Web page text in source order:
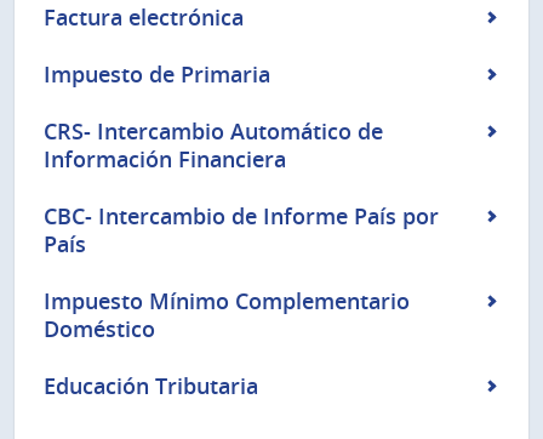
Factura electrónica
Impuesto de Primaria
CRS- Intercambio Automático de
Información Financiera
CBC- Intercambio de Informe País por
País
Impuesto Mínimo Complementario
Doméstico
Educación Tributaria